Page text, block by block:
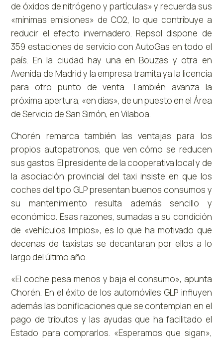
de óxidos de nitrógeno y partículas» y recuerda sus
«mínimas emisiones» de CO2, lo que contribuye a
reducir el efecto invernadero. Repsol dispone de
359 estaciones de servicio con AutoGas en todo el
país. En la ciudad hay una en Bouzas y otra en
Avenida de Madrid y la empresa tramita ya la licencia
para otro punto de venta. También avanza la
próxima apertura, «en días», de un puesto en el Área
de Servicio de San Simón, en Vilaboa.
Chorén remarca también las ventajas para los
propios autopatronos, que ven cómo se reducen
sus gastos. El presidente de la cooperativa local y de
la asociación provincial del taxi insiste en que los
coches del tipo GLP presentan buenos consumos y
su mantenimiento resulta además sencillo y
económico. Esas razones, sumadas a su condición
de «vehículos limpios», es lo que ha motivado que
decenas de taxistas se decantaran por ellos a lo
largo del último año.
«El coche pesa menos y baja el consumo», apunta
Chorén. En el éxito de los automóviles GLP influyen
además las bonificaciones que se contemplan en el
pago de tributos y las ayudas que ha facilitado el
Estado para comprarlos. «Esperamos que sigan»,